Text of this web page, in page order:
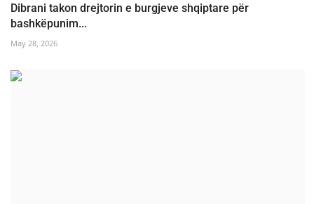
Dibrani takon drejtorin e burgjeve shqiptare për
bashkëpunim...
May 28, 2026